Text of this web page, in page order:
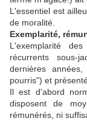
L'essentiel est
de moralité.
Exemplarité,
L'exemplarité
récurrents sous-
dernières
pourris") et
Il est d'abord
disposent de
rémunérés, ni